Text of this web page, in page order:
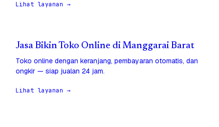
Lihat layanan →
Jasa Bikin Toko Online di Manggarai Barat
Toko online dengan keranjang, pembayaran otomatis, dan
ongkir — siap jualan 24 jam.
Lihat layanan →